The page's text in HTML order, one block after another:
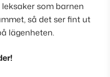
som barnen
så det ser fint ut
lägenheten.